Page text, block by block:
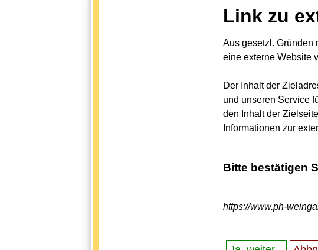
Link zu
Aus gesetzl. Gründen
eine externe Website
Der Inhalt der
und unseren Service
den Inhalt der
Informationen zur
Bitte bestätigen
https://www.ph-